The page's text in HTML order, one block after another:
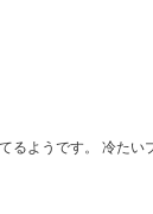
るようです。 冷たい